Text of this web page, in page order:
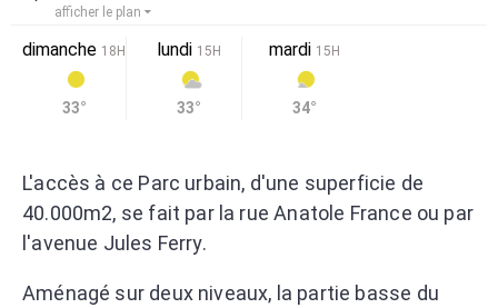
afficher le plan
dimanche 18H
33°
lundi 15H
33°
mardi 15H
34°
L'accès à ce Parc urbain, d'une superficie de
40.000m2, se fait par la rue Anatole France ou par
l'avenue Jules Ferry.
Aménagé sur deux niveaux, la partie basse du